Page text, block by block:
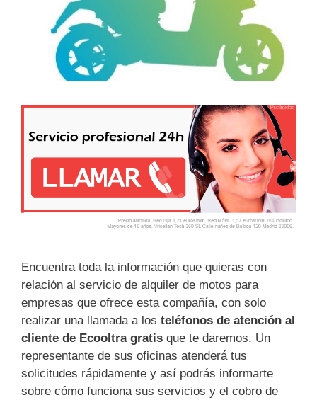
Encuentra toda la información que quieras con
relación al servicio de alquiler de motos para
empresas que ofrece esta compañía, con solo
realizar una llamada a los teléfonos de atención al
cliente de Ecooltra gratis que te daremos. Un
representante de sus oficinas atenderá tus
solicitudes rápidamente y así podrás informarte
sobre cómo funciona sus servicios y el cobro de